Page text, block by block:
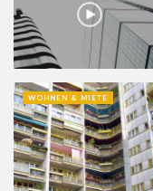
WOHNEN & MIETE